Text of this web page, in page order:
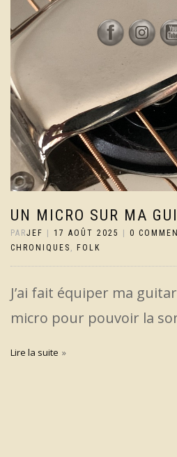
UN MICRO SUR MA
PARJEF | 17 AOÛT 2025 | 0
CHRONIQUES
FOLK
J’ai fait équiper ma
micro pour pouvoir la
Lire la suite